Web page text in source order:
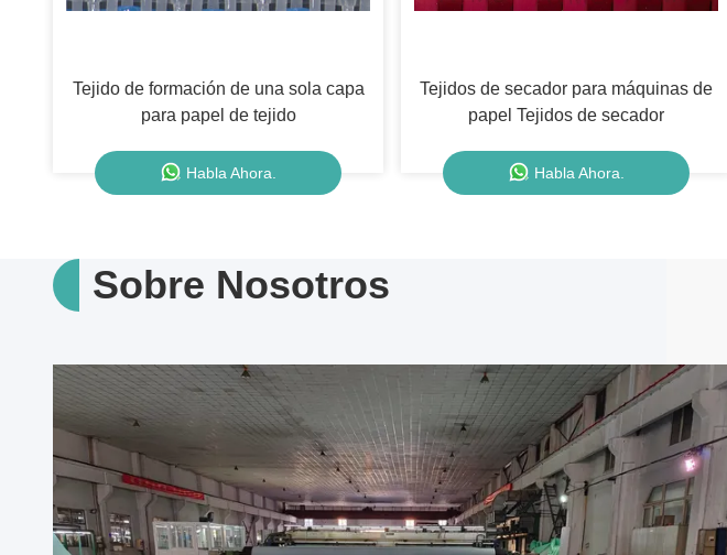
Tejido de formación de una sola capa
para papel de tejido
Habla Ahora.
Tejidos de secador para máquinas de
papel Tejidos de secador
Habla Ahora.
Sobre Nosotros